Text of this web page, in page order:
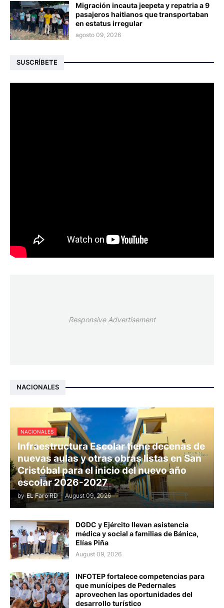
Migración incauta jeepeta y repatria a 9
pasajeros haitianos que transportaban
en estatus irregular
agosto 09, 2026
SUSCRÍBETE
Responsive Advertisement
NACIONALES
NACIONALES
Infraestructura Escolar tiene decenas de
nuevas aulas y otras obras listas en San
Cristóbal para el inicio del nuevo año
escolar 2026-2027
by EL Faro RD - August 09, 2026
DGDC y Ejército llevan asistencia
médica y social a familias de Bánica,
Elías Piña
August 09, 2026
INFOTEP fortalece competencias para
que munícipes de Pedernales
aprovechen las oportunidades del
desarrollo turístico